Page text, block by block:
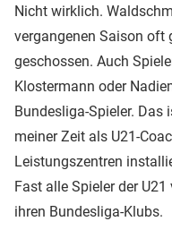
Nicht wirklich.
vergangenen Saison oft
geschossen. Auch
Klostermann oder
Bundesliga-Spieler. Das
meiner Zeit als U21-
Leistungszentren
Fast alle Spieler der
ihren Bundesliga-Klubs.